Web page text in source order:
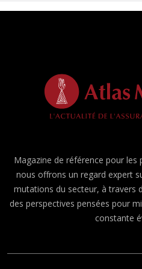
Magazine de référence pour les
nous offrons un regard expert
mutations du secteur, à travers
des perspectives pensées pour
constante